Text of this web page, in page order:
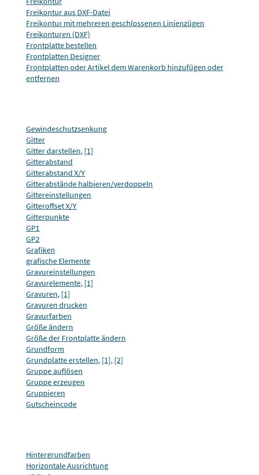
Freikontur aus DXF-Datei
Freikontur mit mehreren geschlossenen Linienzügen
Freikonturen (DXF)
Frontplatte bestellen
Frontplatten Designer
Frontplatten oder Artikel dem Warenkorb hinzufügen oder
entfernen
Gewindeschutzsenkung
Gitter
Gitter darstellen, [1]
Gitterabstand
Gitterabstand X/Y
Gitterabstände halbieren/verdoppeln
Gittereinstellungen
Gitteroffset X/Y
Gitterpunkte
GP1
GP2
Grafiken
grafische Elemente
Gravureinstellungen
Gravurelemente, [1]
Gravuren, [1]
Gravuren drucken
Gravurfarben
Größe ändern
Größe der Frontplatte ändern
Grundform
Grundplatte erstellen, [1], [2]
Gruppe auflösen
Gruppe erzeugen
Gruppieren
Gutscheincode
Hintergrundfarben
Horizontale Ausrichtung